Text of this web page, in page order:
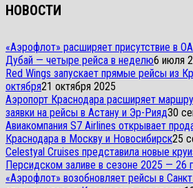
НОВОСТИ
«Аэрофлот» расширяет присутствие в
Дубай — четыре рейса в неделю6 июля
Red Wings запускает прямые рейсы из
октября21 октября 2025
Аэропорт Краснодара расширяет
заявки на рейсы в Астану и Эр-Рияд30
Авиакомпания S7 Airlines открывает
Краснодара в Москву и Новосибирск25
Celestyal Cruises представила новые
Персидском заливе в сезоне 2025 — 26
«Аэрофлот» возобновляет рейсы в